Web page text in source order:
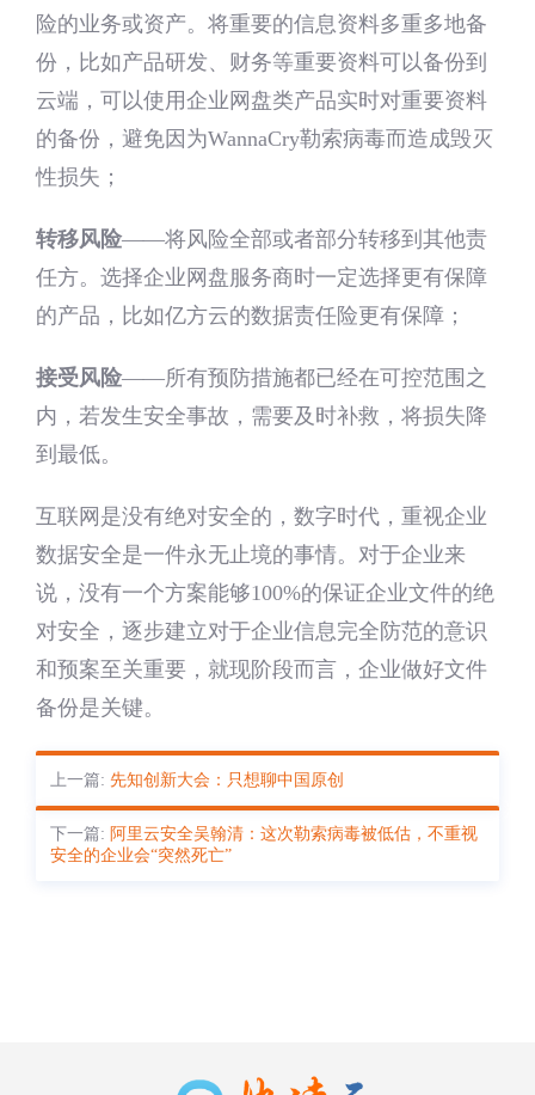
险的业务或资产。将重要的信息资料多重多地备
份，比如产品研发、财务等重要资料可以备份到
云端，可以使用企业网盘类产品实时对重要资料
的备份，避免因为WannaCry勒索病毒而造成毁灭
性损失；
转移风险——将风险全部或者部分转移到其他责
任方。选择企业网盘服务商时一定选择更有保障
的产品，比如亿方云的数据责任险更有保障；
接受风险——所有预防措施都已经在可控范围之
内，若发生安全事故，需要及时补救，将损失降
到最低。
互联网是没有绝对安全的，数字时代，重视企业
数据安全是一件永无止境的事情。对于企业来
说，没有一个方案能够100%的保证企业文件的绝
对安全，逐步建立对于企业信息完全防范的意识
和预案至关重要，就现阶段而言，企业做好文件
备份是关键。
上一篇:先知创新大会：只想聊中国原创
下一篇: 阿里云安全吴翰清：这次勒索病毒被低估，不重视
安全的企业会“突然死亡”